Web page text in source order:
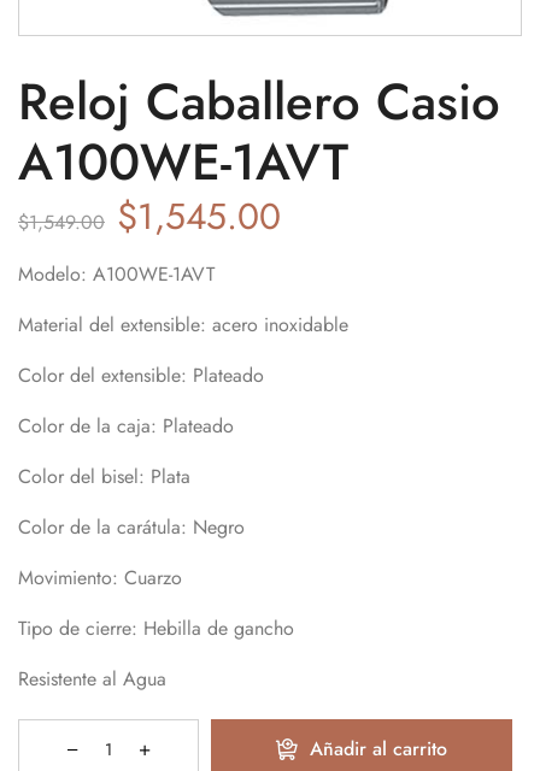
Reloj Caballero Casio
A100WE-1AVT
$1,549.00 $1,545.00
Modelo: A100WE-1AVT
Material del extensible: acero inoxidable
Color del extensible: Plateado
Color de la caja: Plateado
Color del bisel: Plata
Color de la carátula: Negro
Movimiento: Cuarzo
Tipo de cierre: Hebilla de gancho
Resistente al Agua
Añadir al carrito